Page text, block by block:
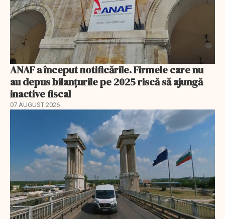
ANAF a început notificările. Firmele care nu
au depus bilanțurile pe 2025 riscă să ajungă
inactive fiscal
07 AUGUST 2026